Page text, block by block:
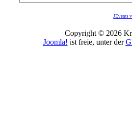
JEvents
Copyright © 2026
Joomla! ist freie, unter der